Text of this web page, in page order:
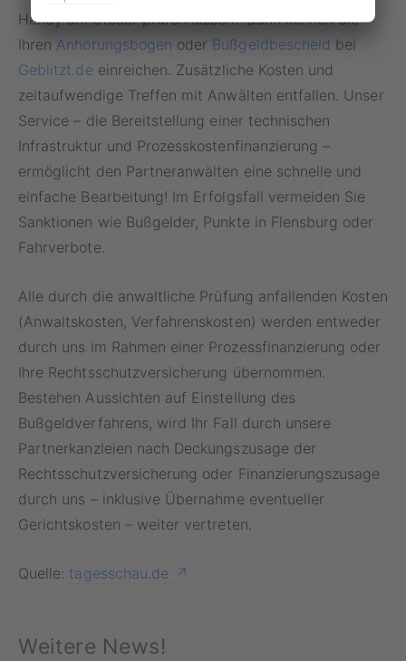
Handy am Steuer prüfen lassen? Dann können Sie
Ihren Anhörungsbogen oder Bußgeldbescheid bei
Geblitzt.de einreichen. Zusätzliche Kosten und
zeitaufwendige Treffen mit Anwälten entfallen. Unser
Service – die Bereitstellung einer technischen
Infrastruktur und Prozesskostenfinanzierung –
ermöglicht den Partneranwälten eine schnelle und
einfache Bearbeitung! Im Erfolgsfall vermeiden Sie
Sanktionen wie Bußgelder, Punkte in Flensburg oder
Fahrverbote.
Alle durch die anwaltliche Prüfung anfallenden Kosten
(Anwaltskosten, Verfahrenskosten) werden entweder
durch uns im Rahmen einer Prozessfinanzierung oder
Ihre Rechtsschutzversicherung übernommen.
Bestehen Aussichten auf Einstellung des
Bußgeldverfahrens, wird Ihr Fall durch unsere
Partnerkanzleien nach Deckungszusage der
Rechtsschutzversicherung oder Finanzierungszusage
durch uns – inklusive Übernahme eventueller
Gerichtskosten – weiter vertreten.
Quelle: tagesschau.de
Weitere News!